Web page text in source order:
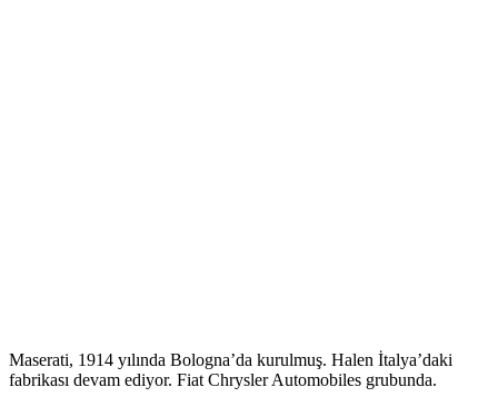
Maserati, 1914 yılında Bologna’da kurulmuş. Halen İtalya’daki
fabrikası devam ediyor. Fiat Chrysler Automobiles grubunda.